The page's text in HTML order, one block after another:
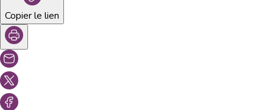
Copier le lien